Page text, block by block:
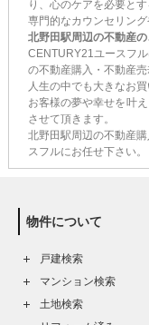
り、心のケアを必要と
専門的なカウンセリン
北野田駅周辺の不動産
CENTURY21ユースフ
の不動産購入・不動産売
人生の中でも大きなお
お客様の夢や幸せを叶
させて頂きます。
北野田駅周辺の不動産
スフルにお任せ下さい。
物件について
戸建検索
マンション検索
土地検索